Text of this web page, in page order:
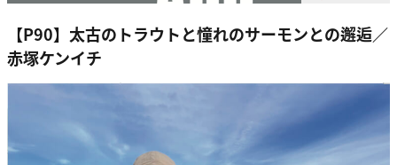
【P90】太古のトラウトと憧れのサーモンとの邂逅／
赤塚ケンイチ